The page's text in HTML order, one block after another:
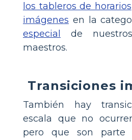
los tableros de horarios
imágenes en la
especial
de
maestros.
Transiciones
También hay
escala que no
pero que son parte